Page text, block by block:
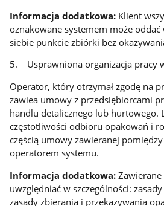
Informacja dodatkowa: Klient
oznakowane systemem może
siebie punkcie zbiórki bez
5. Usprawniona organizacja pracy
Operator, który otrzymał zgodę na
zawiea umowy z przedsiębiorcami
handlu detalicznego lub hurtowego.
częstotliwości odbioru opakowań i
częścią umowy zawieranej
operatorem systemu.
Informacja dodatkowa:
uwzględniać w szczególności:
zasady zbierania i przekazywania